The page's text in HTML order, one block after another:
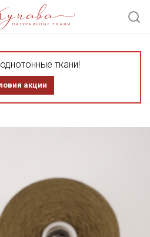
ткани!
акции